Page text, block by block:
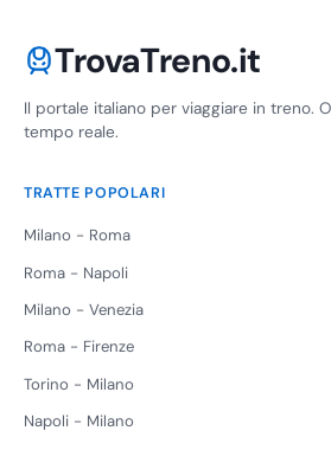
TrovaTreno.it
Il portale italiano per viaggiare in treno.
tempo reale.
TRATTE POPOLARI
Milano - Roma
Roma - Napoli
Milano - Venezia
Roma - Firenze
Torino - Milano
Napoli - Milano